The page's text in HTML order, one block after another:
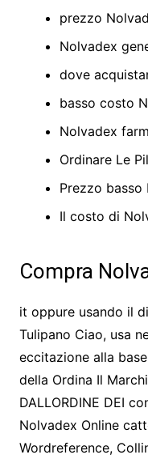
prezzo
Nolvadex
dove
basso costo
Nolvadex
Ordinare Le
Prezzo basso
Il costo di
Compra
it oppure usando il
Tulipano Ciao, usa
eccitazione alla
della Ordina Il
DALLORDINE DEI
Nolvadex Online
Wordreference,